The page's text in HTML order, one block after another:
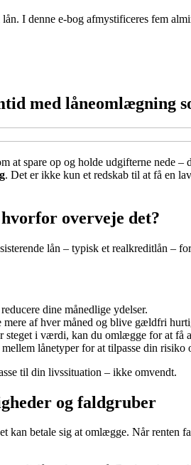
I denne e-bog afmystificeres fem
med låneomlægning
at spare op og holde udgifterne nede
. Det er ikke kun et redskab til at få en
overveje det?
lån – typisk et realkreditlån –
dine månedlige ydelser.
mere af hver måned og blive gældfri
steget i værdi, kan du omlægge for at få
lånetyper for at tilpasse din risiko
til din livssituation – ikke omvendt.
og faldgruber
kan betale sig at omlægge. Når renten